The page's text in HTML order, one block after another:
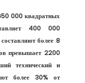
400 000
более 8
превышает 2200
технический и
более 30% от